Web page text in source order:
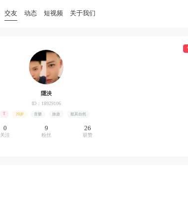
交友 动态 短视频 关于我们
隱泱
ID：18929106
T 29岁 音樂 旅遊 順其自然
0
关注
9
粉丝
26
获赞